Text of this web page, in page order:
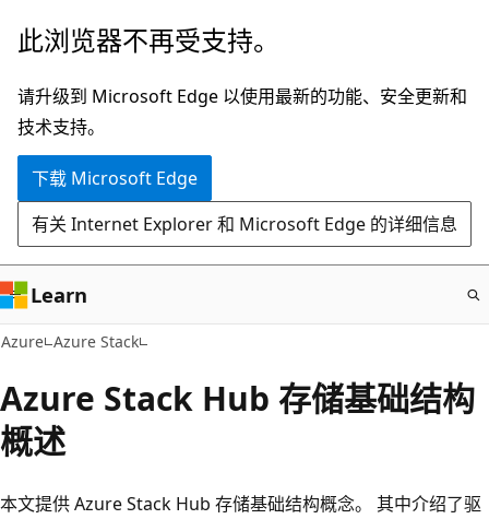
跳
主
要
内
此浏览器不再受支持。
请升级到 Microsoft Edge 以使用最新的功能、安全更新和
技术支持。
下载 Microsoft Edge
有关 Internet Explorer 和 Microsoft Edge 的详细信息
Learn
Azure Azure Stack
Azure Stack Hub 存储基础结构
概述
本文提供 Azure Stack Hub 存储基础结构概念。 其中介绍了驱